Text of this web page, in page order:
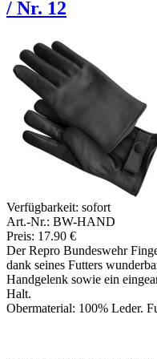
/ Nr. 12
Verfügbarkeit: sofort
Art.-Nr.: BW-HAND
Preis: 17.90 €
Der Repro Bundeswehr
dank seines Futters
Handgelenk sowie ein
Halt.
Obermaterial: 100% Leder.